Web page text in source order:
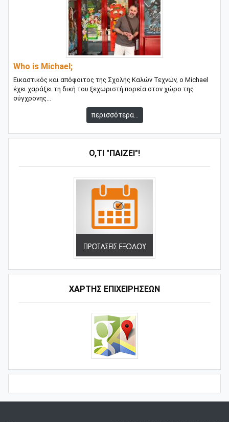
Who is Michael;
Εικαστικός και απόφοιτος της Σχολής Καλών Τεχνών, ο Michael
έχει χαράξει τη δική του ξεχωριστή πορεία στον χώρο της
σύγχρονης...
περισσότερα...
Ό,ΤΙ "ΠΑΊΖΕΙ"!
ΧΑΡΤΗΣ ΕΠΙΧΕΙΡΗΣΕΩΝ